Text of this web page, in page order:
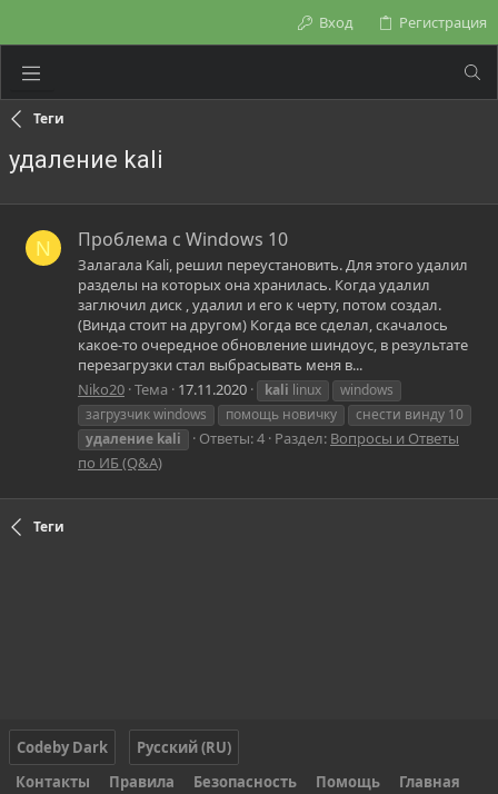
Вход Регистрация
Теги
удаление kali
N Проблема с Windows 10
Залагала Kali, решил переустановить. Для этого удалил
разделы на которых она хранилась. Когда удалил
заглючил диск , удалил и его к черту, потом создал.
(Винда стоит на другом) Когда все сделал, скачалось
какое-то очередное обновление шиндоус, в результате
перезагрузки стал выбрасывать меня в...
Niko20 Тема 17.11.2020 kali linux
windows
загрузчик windows
помощь новичку
снести винду 10
удаление kali Ответы: 4 Раздел: Вопросы и Ответы
по ИБ (Q&A)
Теги
Codeby Dark
Русский (RU)
Контакты
Правила Безопасность Помощь Главная